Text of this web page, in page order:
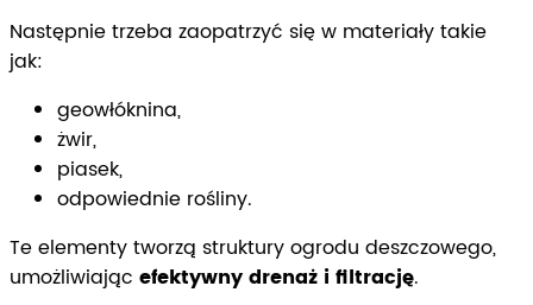
Następnie trzeba zaopatrzyć się w materiały takie
jak:
geowłóknina,
żwir,
piasek,
odpowiednie rośliny.
Te elementy tworzą struktury ogrodu deszczowego,
umożliwiając efektywny drenaż i filtrację.